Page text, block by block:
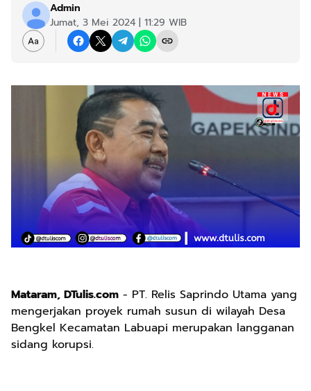
Admin
Jumat, 3 Mei 2024 | 11:29 WIB
Mataram, DTulis.com - PT. Relis Saprindo Utama yang
mengerjakan proyek rumah susun di wilayah Desa
Bengkel Kecamatan Labuapi merupakan langganan
sidang korupsi.